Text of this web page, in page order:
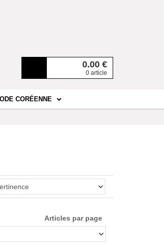
0.00 €
0 article
CORÉENNE
Articles par page